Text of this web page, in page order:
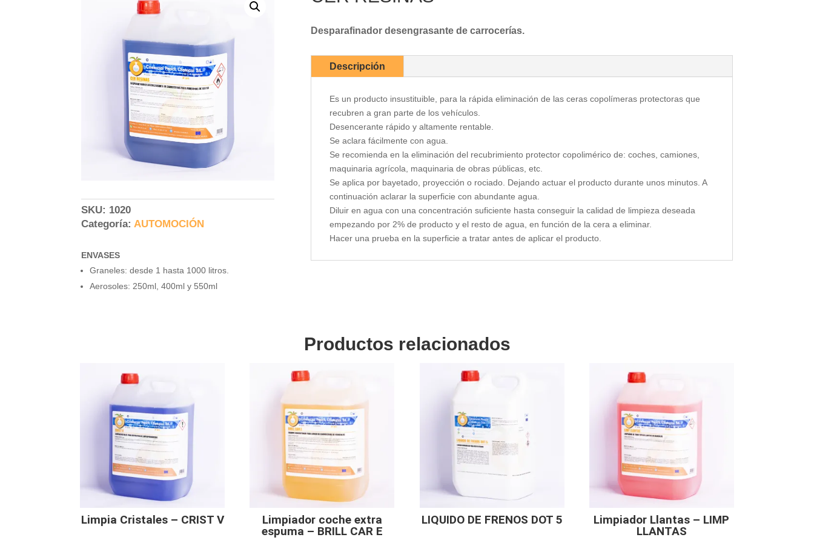
SKU: 1020
Categoría:AUTOMOCIÓN
ENVASES
Graneles: desde 1 hasta 1000 litros.
Aerosoles: 250ml, 400ml y 550ml
Desparafinador desengrasante de carrocerías.
Descripción
Es un producto insustituible, para la rápida eliminación de las ceras copolímeras protectoras que
recubren a gran parte de los vehículos.
Desencerante rápido y altamente rentable.
Se aclara fácilmente con agua.
Se recomienda en la eliminación del recubrimiento protector copolimérico de: coches, camiones,
maquinaria agrícola, maquinaria de obras públicas, etc.
Se aplica por bayetado, proyección o rociado. Dejando actuar el producto durante unos minutos. A
continuación aclarar la superficie con abundante agua.
Diluir en agua con una concentración suficiente hasta conseguir la calidad de limpieza deseada
empezando por 2% de producto y el resto de agua, en función de la cera a eliminar.
Hacer una prueba en la superficie a tratar antes de aplicar el producto.
Productos relacionados
Limpia Cristales – CRIST V
Limpiador coche extra
espuma – BRILL CAR E
LIQUIDO DE FRENOS DOT 5
Limpiador Llantas – LIMP
LLANTAS